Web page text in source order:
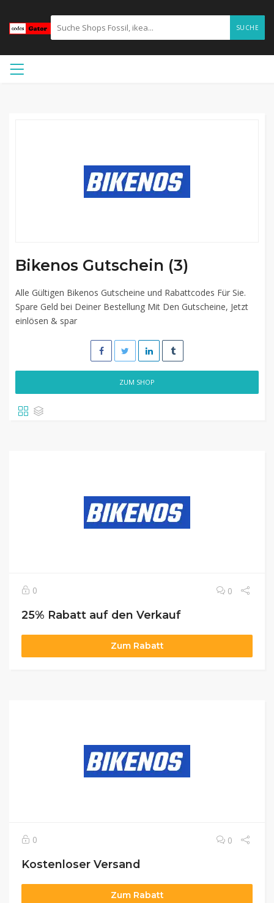
SUCHE
Bikenos Gutschein (3)
Alle Gültigen Bikenos Gutscheine und Rabattcodes Für Sie.
Spare Geld bei Deiner Bestellung Mit Den Gutscheine, Jetzt
einlösen & spar
ZUM SHOP
0 0
25% Rabatt auf den Verkauf
Zum Rabatt
0 0
Kostenloser Versand
Zum Rabatt